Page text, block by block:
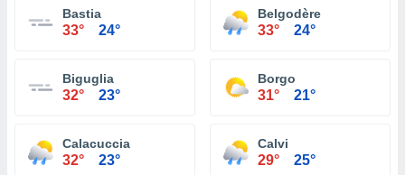
Bastia
33° 24°
Belgodère
33° 24°
Biguglia
32° 23°
Borgo
31° 21°
Calacuccia
32° 23°
Calvi
29° 25°